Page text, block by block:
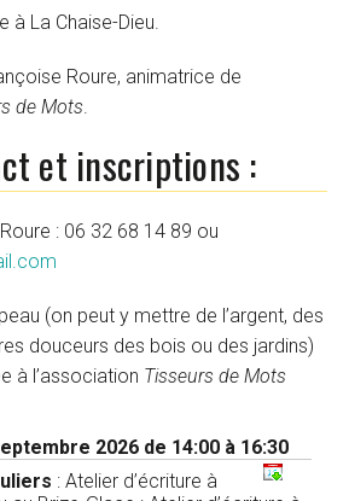
à La Chaise-Dieu.
Roure, animatrice de
de Mots.
et inscriptions :
: 06 32 68 14 89 ou
(on peut y mettre de l’argent, des
douceurs des bois ou des jardins)
à l’association Tisseurs de Mots
2026 de 14:00 à 16:30
: Atelier d’écriture à